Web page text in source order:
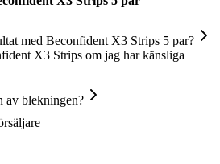
med Beconfident X3 Strips 5 par?
X3 Strips om jag har känsliga
av blekningen?